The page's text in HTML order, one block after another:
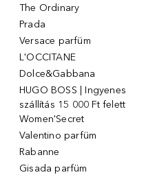
The Ordinary
Prada
Versace parfüm
L'OCCITANE
Dolce&Gabbana
HUGO BOSS | Ingyenes
szállítás 15 000 Ft felett
Women'Secret
Valentino parfüm
Rabanne
Gisada parfüm